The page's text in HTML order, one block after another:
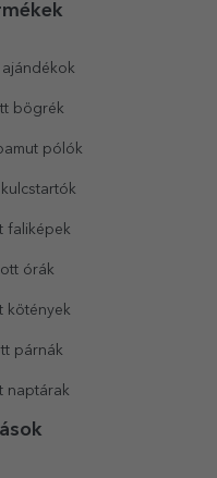
bögrék
pólók
faliképek
órák
kötények
párnák
naptárak